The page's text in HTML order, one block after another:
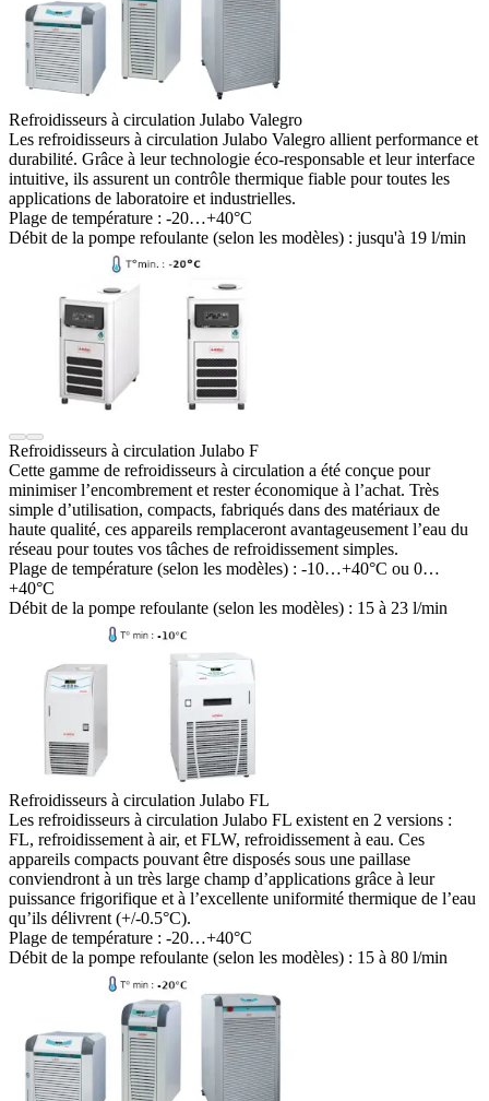
Refroidisseurs à circulation Julabo Valegro
Les refroidisseurs à circulation Julabo Valegro allient performance et
durabilité. Grâce à leur technologie éco-responsable et leur interface
intuitive, ils assurent un contrôle thermique fiable pour toutes les
applications de laboratoire et industrielles.
Plage de température : -20…+40°C
Débit de la pompe refoulante (selon les modèles) : jusqu'à 19 l/min
Refroidisseurs à circulation Julabo F
Cette gamme de refroidisseurs à circulation a été conçue pour
minimiser l’encombrement et rester économique à l’achat. Très
simple d’utilisation, compacts, fabriqués dans des matériaux de
haute qualité, ces appareils remplaceront avantageusement l’eau du
réseau pour toutes vos tâches de refroidissement simples.
Plage de température (selon les modèles) : -10…+40°C ou 0…
+40°C
Débit de la pompe refoulante (selon les modèles) : 15 à 23 l/min
Refroidisseurs à circulation Julabo FL
Les refroidisseurs à circulation Julabo FL existent en 2 versions :
FL, refroidissement à air, et FLW, refroidissement à eau. Ces
appareils compacts pouvant être disposés sous une paillase
conviendront à un très large champ d’applications grâce à leur
puissance frigorifique et à l’excellente uniformité thermique de l’eau
qu’ils délivrent (+/-0.5°C).
Plage de température : -20…+40°C
Débit de la pompe refoulante (selon les modèles) : 15 à 80 l/min